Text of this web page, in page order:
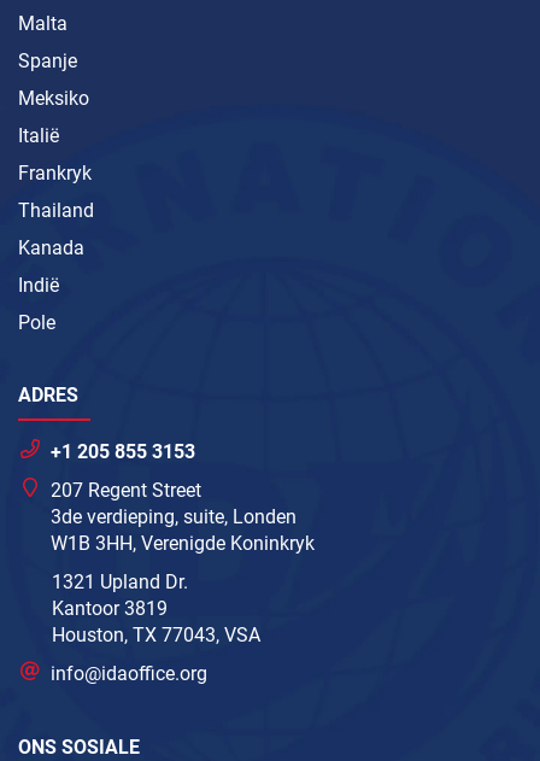
Malta
Spanje
Meksiko
Italië
Frankryk
Thailand
Kanada
Indië
Pole
ADRES
+1 205 855 3153
207 Regent Street
3de verdieping, suite, Londen
W1B 3HH, Verenigde Koninkryk
1321 Upland Dr.
Kantoor 3819
Houston, TX 77043, VSA
info@idaoffice.org
ONS SOSIALE